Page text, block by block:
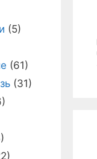
(5)
(61)
(31)